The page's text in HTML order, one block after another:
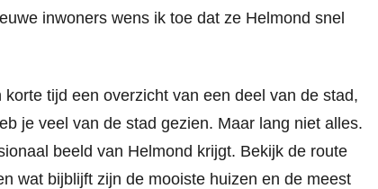
inwoners wens ik toe dat ze Helmond snel
tijd een overzicht van een deel van de stad,
je veel van de stad gezien. Maar lang niet alles.
beeld van Helmond krijgt. Bekijk de route
wat bijblijft zijn de mooiste huizen en de meest